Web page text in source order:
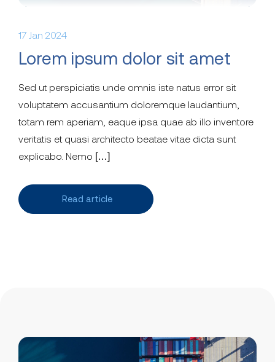
17 Jan 2024
Lorem ipsum dolor sit amet
Sed ut perspiciatis unde omnis iste natus error sit
voluptatem accusantium doloremque laudantium,
totam rem aperiam, eaque ipsa quae ab illo inventore
veritatis et quasi architecto beatae vitae dicta sunt
explicabo. Nemo […]
Read article